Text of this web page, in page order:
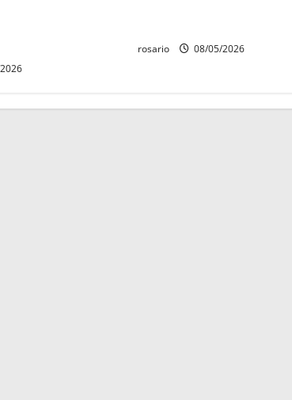
rosario 08/05/2026